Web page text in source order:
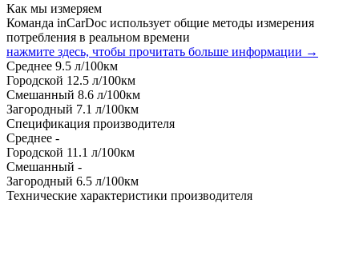
Как мы измеряем
Команда inCarDoc использует общие методы измерения
потребления в реальном времени
нажмите здесь, чтобы прочитать больше информации →
Среднее 9.5 л/100км
Городской 12.5 л/100км
Смешанный 8.6 л/100км
Загородный 7.1 л/100км
Спецификация производителя
Среднее -
Городской 11.1 л/100км
Смешанный -
Загородный 6.5 л/100км
Технические характеристики производителя